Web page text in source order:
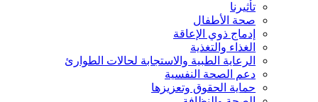
تأثيرنا
صحة الأطفال
إدماج ذوي الإعاقة
الغذاء والتغذية
الرعاية الطبية والاستجابة لحالات الطوارئ
دعم الصحة النفسية
حماية الحقوق وتعزيزها